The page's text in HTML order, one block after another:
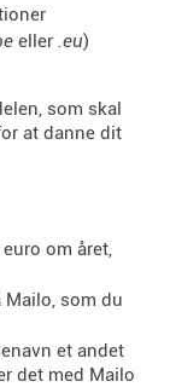
eller .eu)
som skal
at danne dit
om året,
som du
et andet
det med Mailo